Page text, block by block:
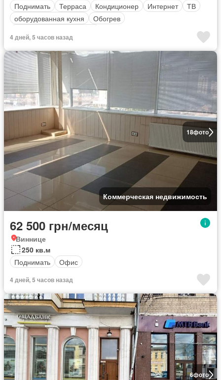
Поднимать
Терраса Кондиционер Интернет
ТВ
оборудованная кухня
Обогрев
4 дней, 5 часов назад
18фото
Коммерческая недвижимость
62 500 грн/месяц
Виннице
250 кв.м
Поднимать
Офис
4 дней, 5 часов назад
6фото